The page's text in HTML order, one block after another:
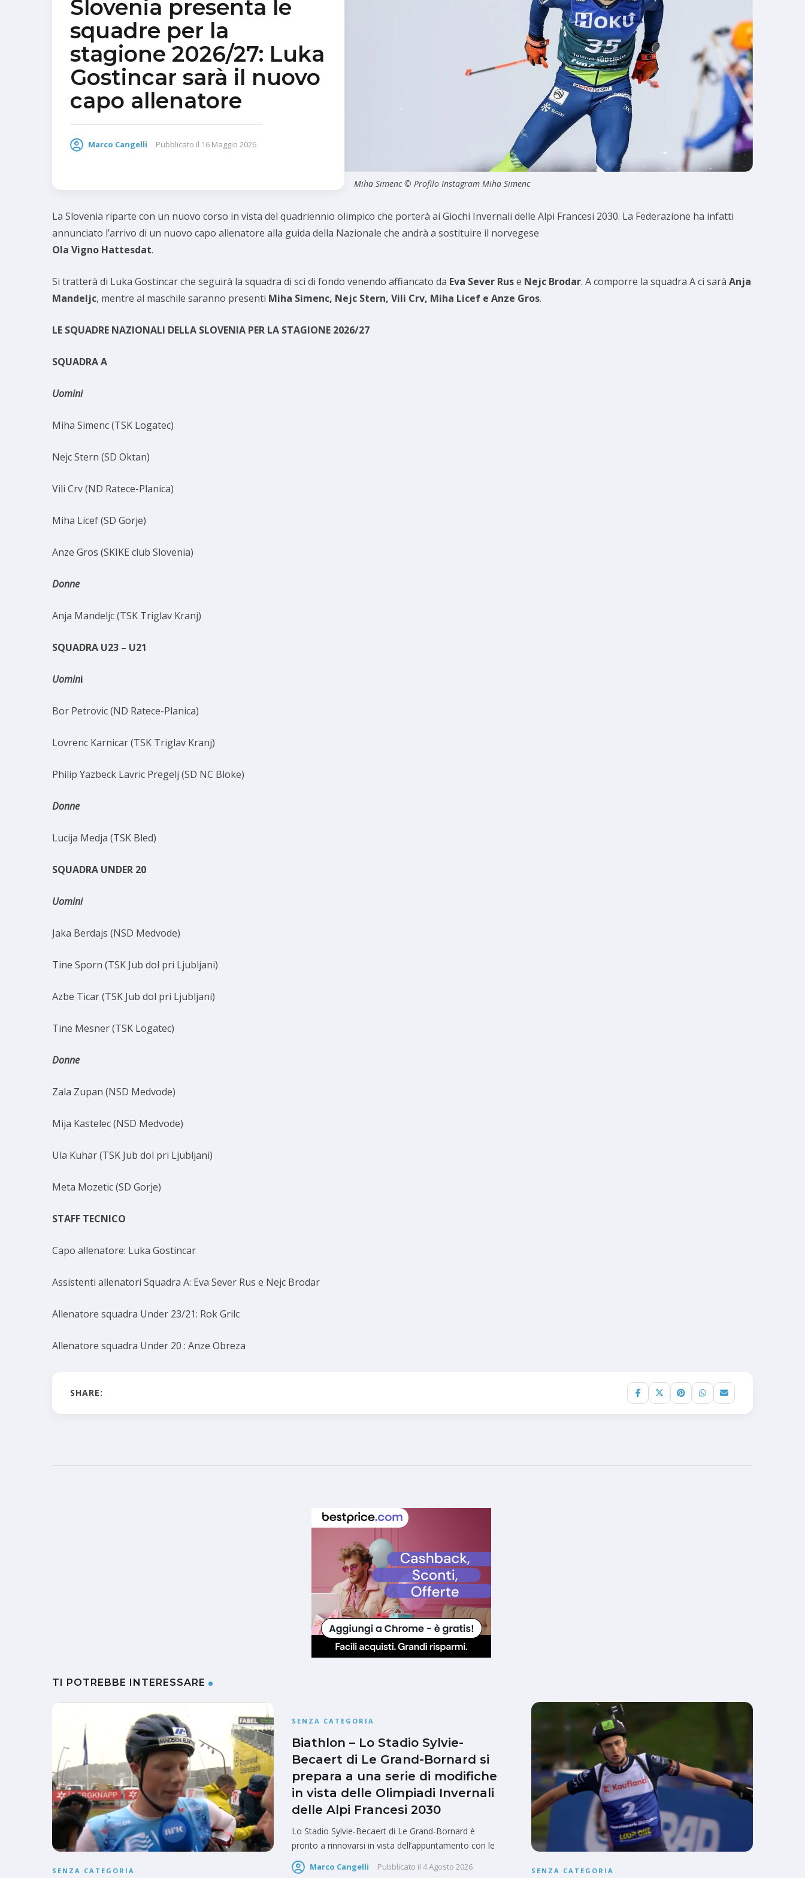
Slovenia presenta le
squadre per la
stagione 2026/27: Luka
Gostincar sarà il nuovo
capo allenatore
Marco Cangelli Pubblicato il 16 Maggio 2026
Miha Simenc © Profilo Instagram Miha Simenc
La Slovenia riparte con un nuovo corso in vista del quadriennio olimpico che porterà ai Giochi Invernali delle Alpi Francesi 2030. La Federazione ha infatti
annunciato l’arrivo di un nuovo capo allenatore alla guida della Nazionale che andrà a sostituire il norvegese
Ola Vigno Hattesdat.
Si tratterà di Luka Gostincar che seguirà la squadra di sci di fondo venendo affiancato da Eva Sever Ruse Nejc Brodar. A comporre la squadra A ci sarà Anja
Mandeljc, mentre al maschile saranno presenti Miha Simenc, Nejc Stern, Vili Crv, Miha Licef e Anze Gros.
LE SQUADRE NAZIONALI DELLA SLOVENIA PER LA STAGIONE 2026/27
SQUADRA A
Uomini
Miha Simenc (TSK Logatec)
Nejc Stern (SD Oktan)
Vili Crv (ND Ratece-Planica)
Miha Licef (SD Gorje)
Anze Gros (SKIKE club Slovenia)
Donne
Anja Mandeljc (TSK Triglav Kranj)
SQUADRA U23 – U21
Uomini
Bor Petrovic (ND Ratece-Planica)
Lovrenc Karnicar (TSK Triglav Kranj)
Philip Yazbeck Lavric Pregelj (SD NC Bloke)
Donne
Lucija Medja (TSK Bled)
SQUADRA UNDER 20
Uomini
Jaka Berdajs (NSD Medvode)
Tine Sporn (TSK Jub dol pri Ljubljani)
Azbe Ticar (TSK Jub dol pri Ljubljani)
Tine Mesner (TSK Logatec)
Donne
Zala Zupan (NSD Medvode)
Mija Kastelec (NSD Medvode)
Ula Kuhar (TSK Jub dol pri Ljubljani)
Meta Mozetic (SD Gorje)
STAFF TECNICO
Capo allenatore: Luka Gostincar
Assistenti allenatori Squadra A: Eva Sever Rus e Nejc Brodar
Allenatore squadra Under 23/21: Rok Grilc
Allenatore squadra Under 20 : Anze Obreza
SHARE:
TI POTREBBE INTERESSARE
SENZA CATEGORIA
SENZA CATEGORIA
Biathlon – Lo Stadio Sylvie-
Becaert di Le Grand-Bornard si
prepara a una serie di modifiche
in vista delle Olimpiadi Invernali
delle Alpi Francesi 2030
Lo Stadio Sylvie-Becaert di Le Grand-Bornard è
pronto a rinnovarsi in vista dell’appuntamento con le
Marco Cangelli Pubblicato il 4 Agosto 2026 SENZA CATEGORIA